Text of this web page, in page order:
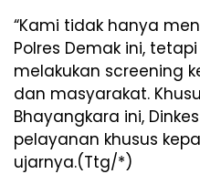
“Kami tidak hanya
Polres Demak ini,
melakukan screening
dan masyarakat.
Bhayangkara ini,
pelayanan khusus
ujarnya.(Ttg/*)